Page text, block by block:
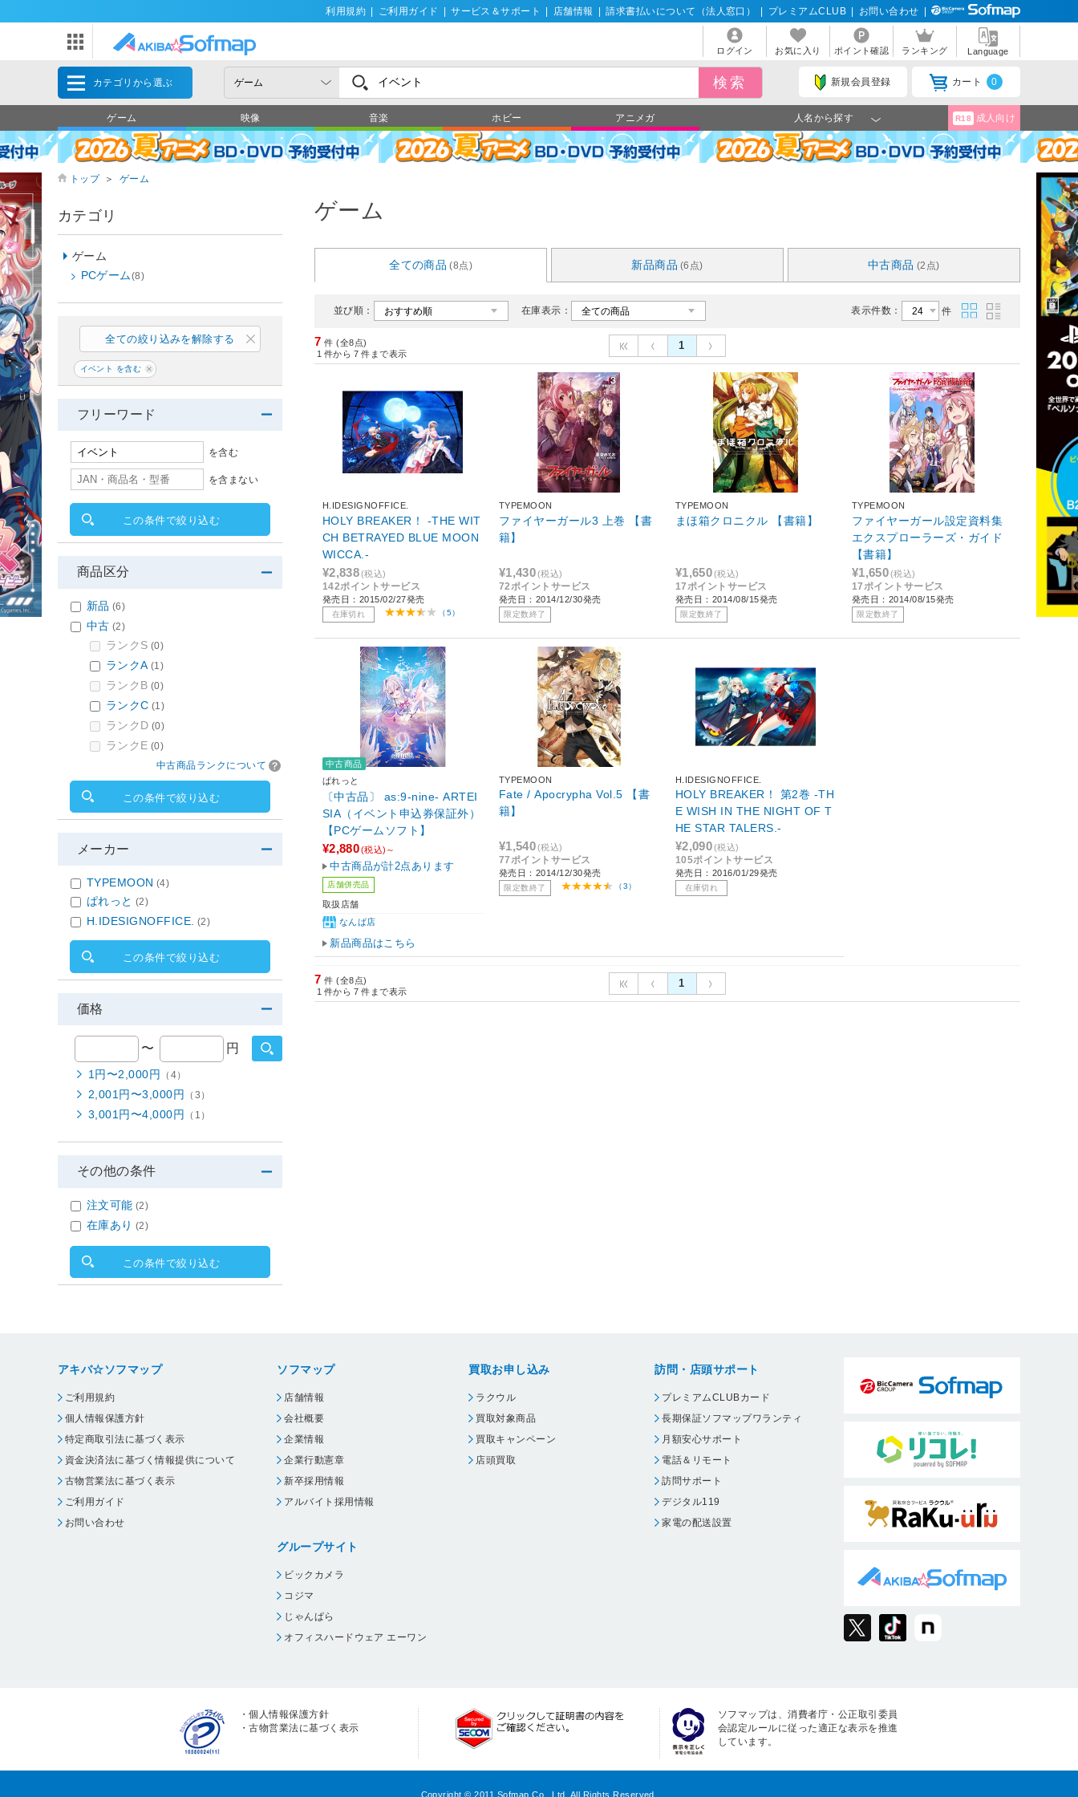
利用規約 ご利用ガイド サービス＆サポート 店舗情報 請求書払いについて（法人窓口） プレミアムCLUB お問い合わせ
ログイン お気に入り ポイント確認 ランキング Language
カテゴリから選ぶ 新規会員登録 カート 0
ゲーム 映像 音楽 ホビー アニメガ 人名から探す R18 成人向け
トップ ＞ ゲーム
ゲーム
全ての商品 (8点) 新品商品 (6点) 中古商品 (2点)
並び順： 在庫表示： 表示件数： 件
7 件 (全8点)
1 件から 7 件まで表示
1
H.IDESIGNOFFICE.
HOLY BREAKER！ ‐THE WIT
CH BETRAYED BLUE MOON
WICCA.-
¥2,838(税込)
142ポイントサービス
発売日：2015/02/27発売
在庫切れ （5）
TYPEMOON
ファイヤーガール3 上巻 【書
籍】
¥1,430(税込)
72ポイントサービス
発売日：2014/12/30発売
限定数終了
TYPEMOON
まほ箱クロニクル 【書籍】
¥1,650(税込)
17ポイントサービス
発売日：2014/08/15発売
限定数終了
TYPEMOON
ファイヤーガール設定資料集
エクスプローラーズ・ガイド
【書籍】
¥1,650(税込)
17ポイントサービス
発売日：2014/08/15発売
限定数終了
中古商品
ぱれっと
〔中古品〕 as:9-nine- ARTEI
SIA（イベント申込券保証外）
【PCゲームソフト】
¥2,880(税込)～
中古商品が計2点あります
店舗併売品
取扱店舗
なんば店
新品商品はこちら
TYPEMOON
Fate / Apocrypha Vol.5 【書
籍】
¥1,540(税込)
77ポイントサービス
発売日：2014/12/30発売
限定数終了 （3）
H.IDESIGNOFFICE.
HOLY BREAKER！ 第2巻 ‐TH
E WISH IN THE NIGHT OF T
HE STAR TALERS.-
¥2,090(税込)
105ポイントサービス
発売日：2016/01/29発売
在庫切れ
7 件 (全8点)
1 件から 7 件まで表示
1
カテゴリ
ゲーム
PCゲーム(8)
全ての絞り込みを解除する
イベント を含む
フリーワード
を含む
を含まない
この条件で絞り込む
商品区分
新品 (6)
中古 (2)
ランクS (0)
ランクA (1)
ランクB (0)
ランクC (1)
ランクD (0)
ランクE (0)
中古商品ランクについて
この条件で絞り込む
メーカー
TYPEMOON (4)
ぱれっと (2)
H.IDESIGNOFFICE. (2)
この条件で絞り込む
価格
〜 円
1円〜2,000円 （4）
2,001円〜3,000円 （3）
3,001円〜4,000円 （1）
その他の条件
注文可能 (2)
在庫あり (2)
この条件で絞り込む
アキバ☆ソフマップ
ご利用規約
個人情報保護方針
特定商取引法に基づく表示
資金決済法に基づく情報提供について
古物営業法に基づく表示
ご利用ガイド
お問い合わせ
ソフマップ
店舗情報
会社概要
企業情報
企業行動憲章
新卒採用情報
アルバイト採用情報
グループサイト
ビックカメラ
コジマ
じゃんぱら
オフィスハードウェア エーワン
買取お申し込み
ラクウル
買取対象商品
買取キャンペーン
店頭買取
訪問・店頭サポート
プレミアムCLUBカード
長期保証ソフマップワランティ
月額安心サポート
電話＆リモート
訪問サポート
デジタル119
家電の配送設置
・個人情報保護方針
・古物営業法に基づく表示
ソフマップは、消費者庁・公正取引委員
会認定ルールに従った適正な表示を推進
しています。
Copyright © 2011 Sofmap Co., Ltd. All Rights Reserved.